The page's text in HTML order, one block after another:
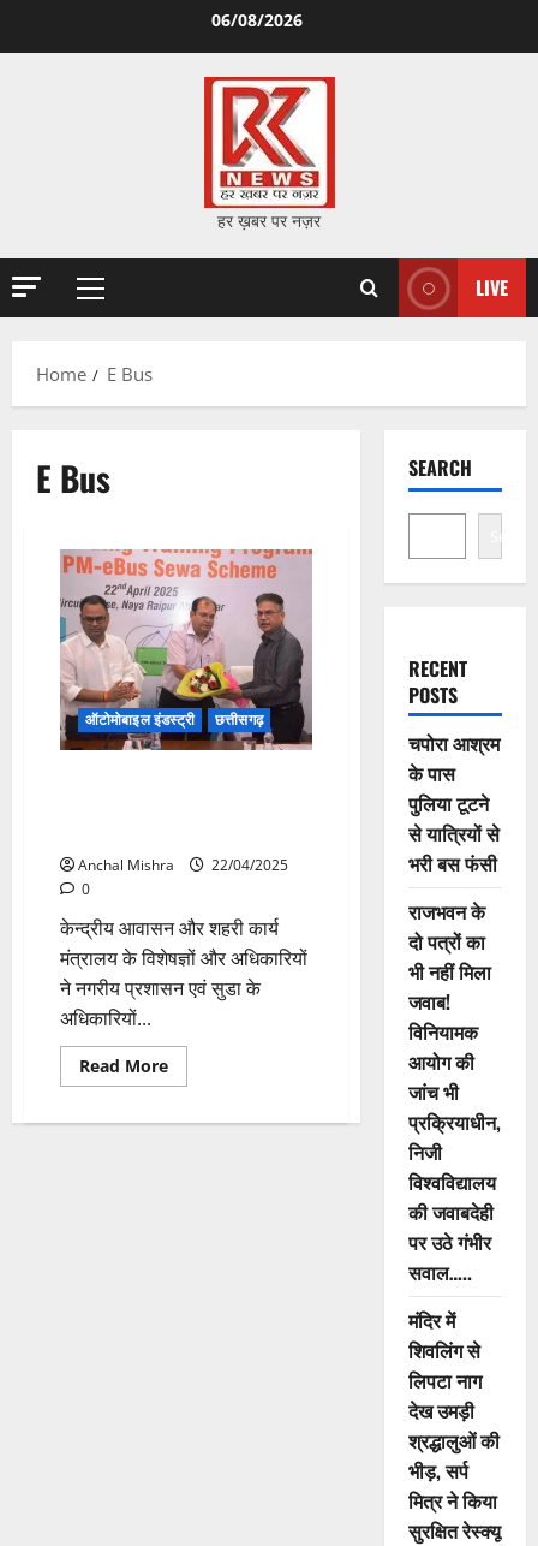
06/08/2026
हर ख़बर पर नज़र
Primary
LIVE
Home E Bus
E Bus
ऑटोमोबाइल इंडस्ट्री छत्तीसगढ़
Anchal Mishra
22/04/2025
0
केन्द्रीय आवासन और शहरी कार्य
मंत्रालय के विशेषज्ञों और अधिकारियों
ने नगरीय प्रशासन एवं सुडा के
अधिकारियों...
Read MoreRead
more
पर
SEARCH
Search
RECENT
POSTS
चपोरा आश्रम
के पास
पुलिया टूटने
से यात्रियों से
भरी बस फंसी
राजभवन के
दो पत्रों का
भी नहीं मिला
जवाब!
विनियामक
आयोग की
जांच भी
प्रक्रियाधीन,
निजी
विश्वविद्यालय
की जवाबदेही
पर उठे गंभीर
सवाल…..
मंदिर में
शिवलिंग से
लिपटा नाग
देख उमड़ी
श्रद्धालुओं की
भीड़, सर्प
मित्र ने किया
सुरक्षित रेस्क्यू